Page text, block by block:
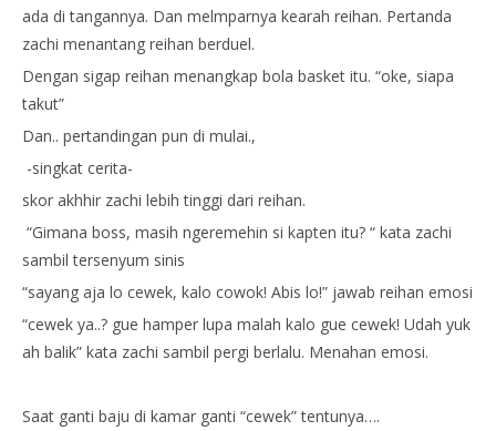
ada di tangannya. Dan melmparnya kearah reihan. Pertanda
zachi menantang reihan berduel.
Dengan sigap reihan menangkap bola basket itu. “oke, siapa
takut”
Dan.. pertandingan pun di mulai.,
-singkat cerita-
skor akhhir zachi lebih tinggi dari reihan.
“Gimana boss, masih ngeremehin si kapten itu? “ kata zachi
sambil tersenyum sinis
“sayang aja lo cewek, kalo cowok! Abis lo!” jawab reihan emosi
“cewek ya..? gue hamper lupa malah kalo gue cewek! Udah yuk
ah balik” kata zachi sambil pergi berlalu. Menahan emosi.
Saat ganti baju di kamar ganti “cewek” tentunya….